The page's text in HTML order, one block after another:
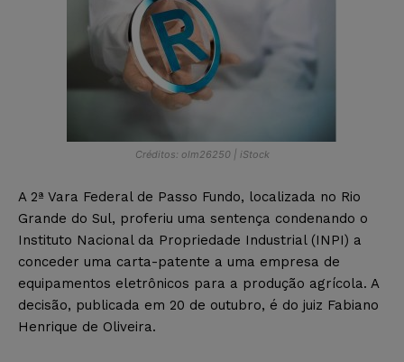
Créditos: olm26250 | iStock
A 2ª Vara Federal de Passo Fundo, localizada no Rio
Grande do Sul, proferiu uma sentença condenando o
Instituto Nacional da Propriedade Industrial (INPI) a
conceder uma carta-patente a uma empresa de
equipamentos eletrônicos para a produção agrícola. A
decisão, publicada em 20 de outubro, é do juiz Fabiano
Henrique de Oliveira.